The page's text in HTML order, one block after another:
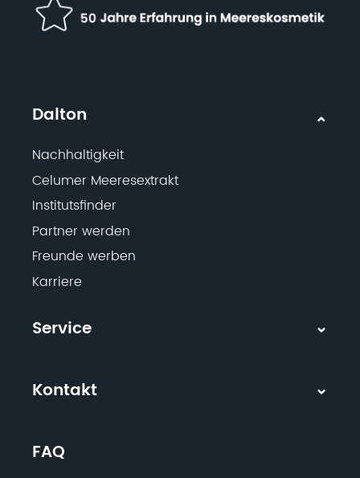
Dalton
Nachhaltigkeit
Celumer Meeresextrakt
Institutsfinder
Partner werden
Freunde werben
Karriere
Service
Kontakt
FAQ